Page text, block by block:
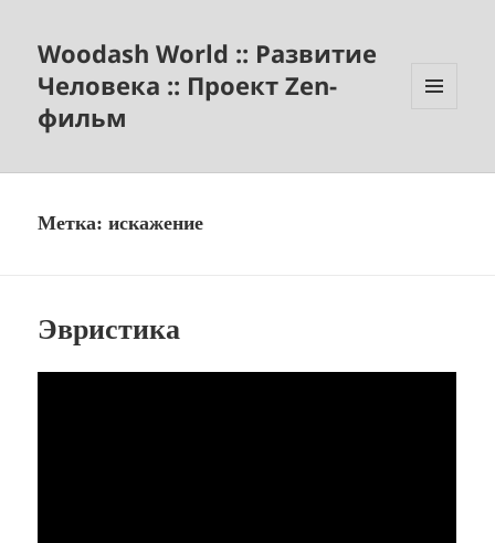
Woodash World :: Развитие
Человека :: Проект Zen-
фильм
Метка:искажение
Эвристика